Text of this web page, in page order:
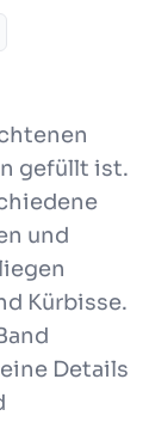
gefüllt ist.
und
Kürbisse.
Details